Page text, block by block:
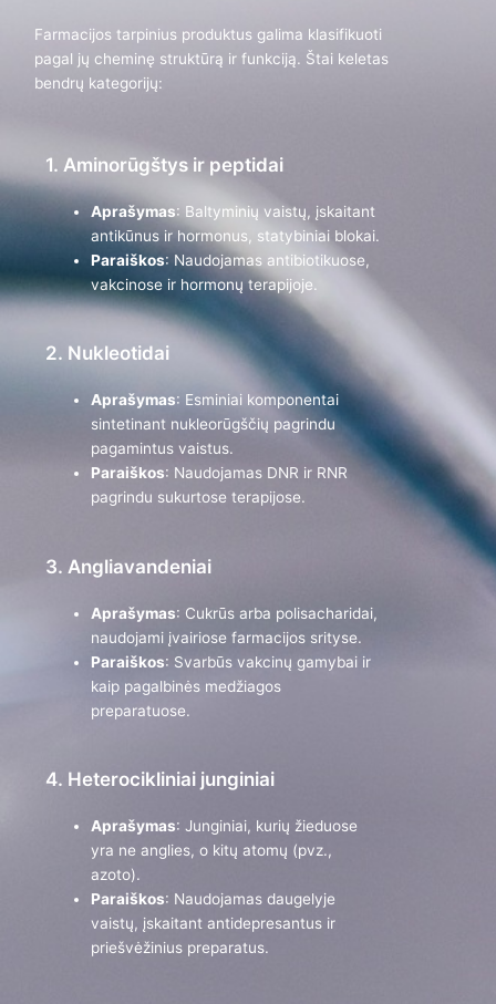
Farmacijos tarpinius produktus galima klasifikuoti
pagal jų cheminę struktūrą ir funkciją. Štai keletas
bendrų kategorijų:
1. Aminorūgštys ir peptidai
Aprašymas: Baltyminių vaistų, įskaitant
antikūnus ir hormonus, statybiniai blokai.
Paraiškos: Naudojamas antibiotikuose,
vakcinose ir hormonų terapijoje.
2. Nukleotidai
Aprašymas: Esminiai komponentai
sintetinant nukleorūgščių pagrindu
pagamintus vaistus.
Paraiškos: Naudojamas DNR ir RNR
pagrindu sukurtose terapijose.
3. Angliavandeniai
Aprašymas: Cukrūs arba polisacharidai,
naudojami įvairiose farmacijos srityse.
Paraiškos: Svarbūs vakcinų gamybai ir
kaip pagalbinės medžiagos
preparatuose.
4. Heterocikliniai junginiai
Aprašymas: Junginiai, kurių žieduose
yra ne anglies, o kitų atomų (pvz.,
azoto).
Paraiškos: Naudojamas daugelyje
vaistų, įskaitant antidepresantus ir
priešvėžinius preparatus.